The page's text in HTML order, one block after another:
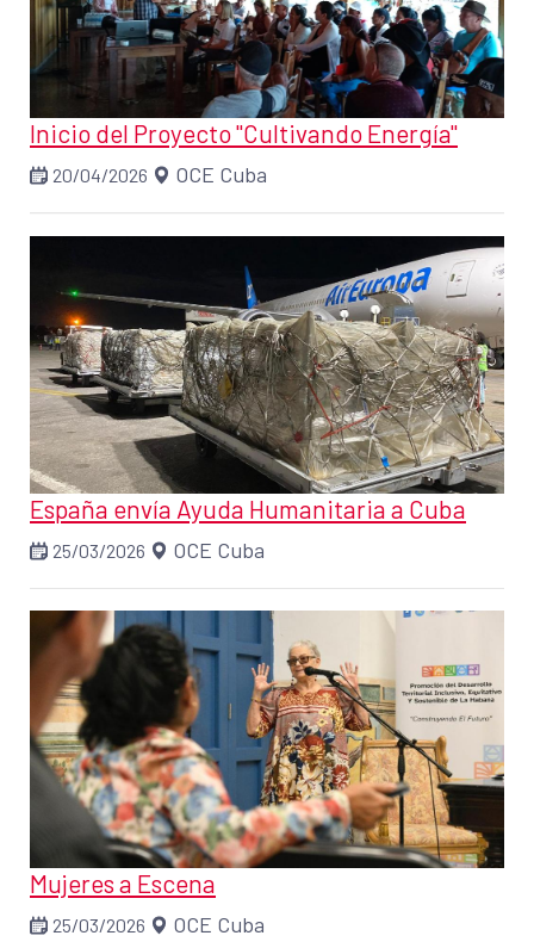
Inicio del Proyecto "Cultivando Energía"
20/04/2026 OCE Cuba
España envía Ayuda Humanitaria a Cuba
25/03/2026 OCE Cuba
Mujeres a Escena
25/03/2026 OCE Cuba